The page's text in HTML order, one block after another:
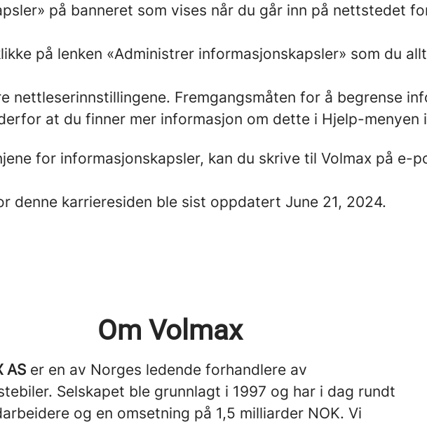
på banneret som vises når du går inn på nettstedet
på lenken «Administrer informasjonskapsler» som du
nettleserinnstillingene. Fremgangsmåten for å begrense
at du finner mer informasjon om dette i Hjelp-menyen
for informasjonskapsler, kan du skrive til Volmax på e-
denne karrieresiden ble sist oppdatert June 21, 2024.
Om Volmax
AS er en av Norges ledende forhandlere av
Selskapet ble grunnlagt i 1997 og har i dag rundt
og en omsetning på 1,5 milliarder NOK. Vi